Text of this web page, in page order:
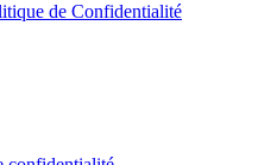
de Confidentialité